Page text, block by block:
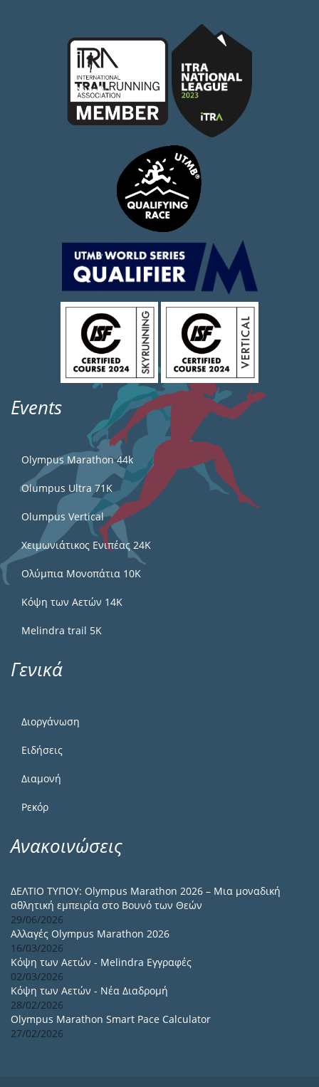
Events
Olympus Marathon 44k
Olumpus Ultra 71K
Olumpus Vertical
Χειμωνιάτικος Ενιπέας 24Κ
Ολύμπια Μονοπάτια 10Κ
Κόψη των Αετών 14Κ
Melindra trail 5Κ
Γενικά
Διοργάνωση
Ειδήσεις
Διαμονή
Ρεκόρ
Ανακοινώσεις
ΔΕΛΤΙΟ ΤΥΠΟΥ: Olympus Marathon 2026 – Μια μοναδική
αθλητική εμπειρία στο Βουνό των Θεών
29/06/2026
Αλλαγές Olympus Marathon 2026
16/03/2026
Κόψη των Αετών - Melindra Εγγραφές
02/03/2026
Κόψη των Αετών - Νέα Διαδρομή
28/02/2026
Olympus Marathon Smart Pace Calculator
27/02/2026